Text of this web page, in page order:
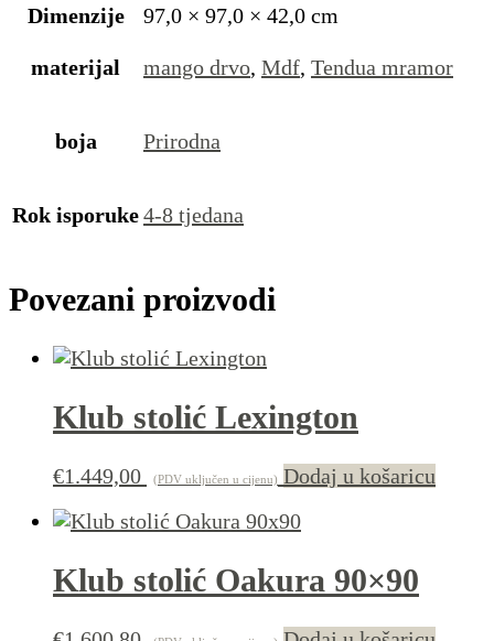
Dimenzije
97,0 × 97,0 × 42,0 cm
materijal mango drvo, Mdf, Tendua mramor
boja Prirodna
Rok isporuke4-8 tjedana
Povezani proizvodi
Klub stolić Lexington
€1.449,00 (PDV uključen u cijenu) Dodaj u košaricu
Klub stolić Oakura 90×90